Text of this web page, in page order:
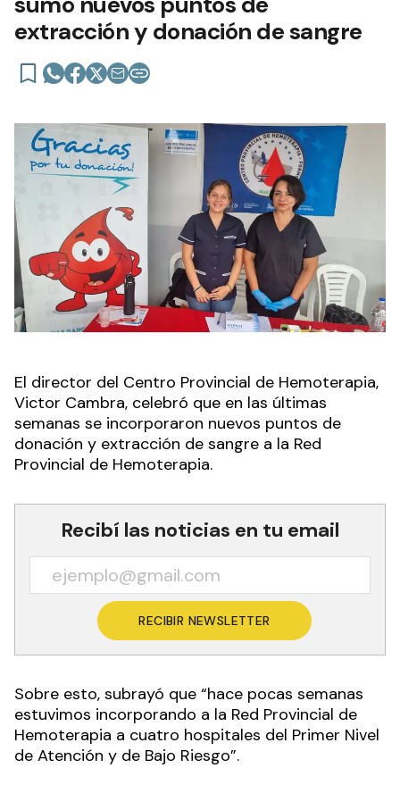
extracción y donación de sangre
El director del Centro Provincial de Hemoterapia,
Victor Cambra, celebró que en las últimas
semanas se incorporaron nuevos puntos de
donación y extracción de sangre a la Red
Provincial de Hemoterapia.
Recibí las noticias en tu email
RECIBIR NEWSLETTER
Sobre esto, subrayó que “hace pocas semanas
estuvimos incorporando a la Red Provincial de
Hemoterapia a cuatro hospitales del Primer Nivel
de Atención y de Bajo Riesgo”.